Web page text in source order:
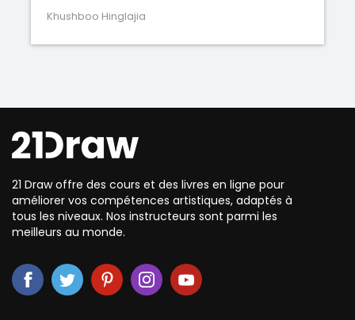
Khushboo Hinglajia
21 Draw offre des cours et des livres en ligne pour
améliorer vos compétences artistiques, adaptés à
tous les niveaux. Nos instructeurs sont parmi les
meilleurs au monde.